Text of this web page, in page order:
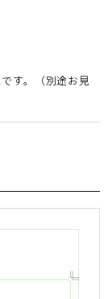
す。（別途お見